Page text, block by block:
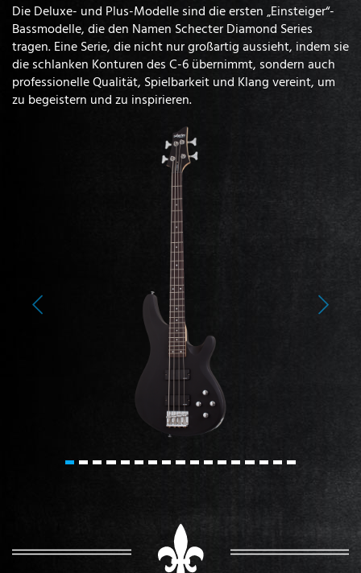
Die Deluxe- und Plus-Modelle sind die ersten „Einsteiger“-
Bassmodelle, die den Namen Schecter Diamond Series
tragen. Eine Serie, die nicht nur großartig aussieht, indem sie
die schlanken Konturen des C-6 übernimmt, sondern auch
professionelle Qualität, Spielbarkeit und Klang vereint, um
zu begeistern und zu inspirieren.
Previous Next